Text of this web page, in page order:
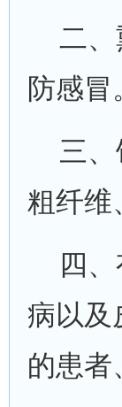
二、
防感冒
三、
粗纤维
四、
病以及
的患者